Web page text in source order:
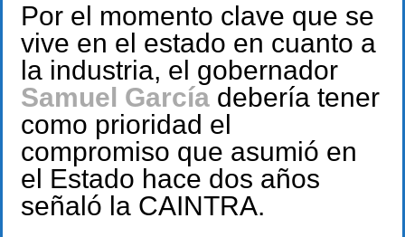
Por el momento clave que se
vive en el estado en cuanto a
la industria, el gobernador
Samuel García debería tener
como prioridad el
compromiso que asumió en
el Estado hace dos años
señaló la CAINTRA.